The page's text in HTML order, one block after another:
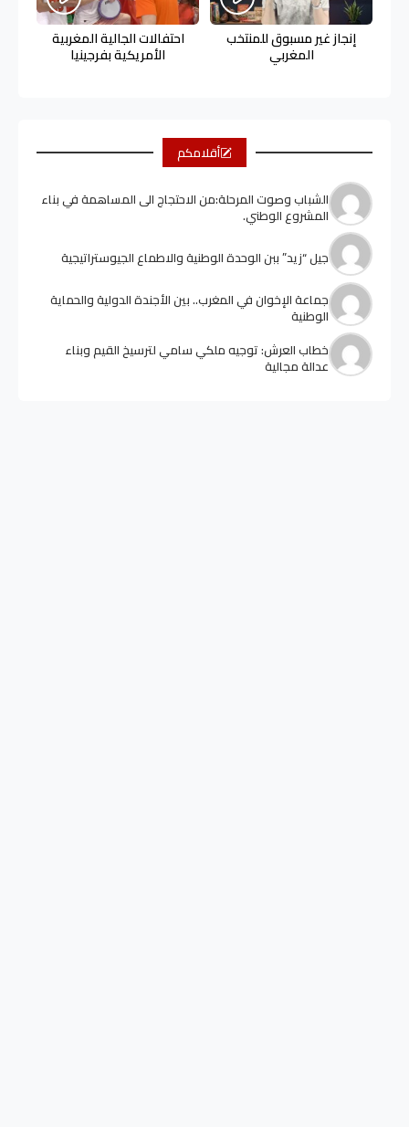
إنجاز غير مسبوق للمنتخب
المغربي
احتفالات الجالية المغربية
الأمريكية بفرجينيا
أقلامكم
الشباب وصوت المرحلة:من الاحتجاج الى المساهمة في بناء
المشروع الوطني.
جيل “زيد” ببن الوحدة الوطنية والاطماع الجيوستراتيجية
جماعة الإخوان في المغرب.. بين الأجندة الدولية والحماية
الوطنية
خطاب العرش: توجيه ملكي سامي لترسيخ القيم وبناء
عدالة مجالية